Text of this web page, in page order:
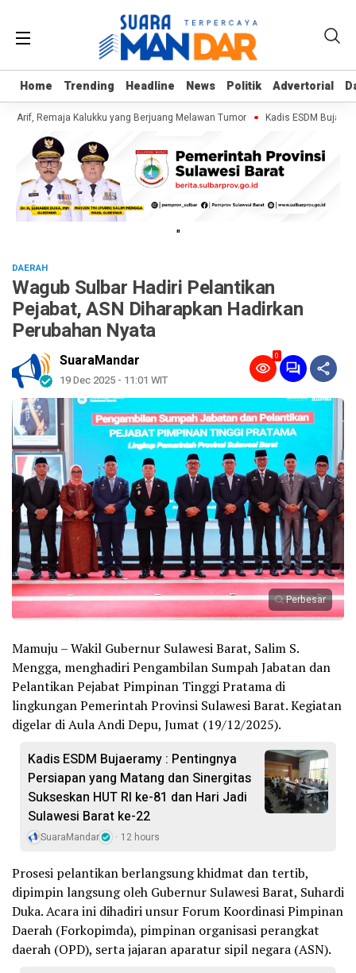
Home Trending Headline News Politik Advertorial
Home Trending Headline News Politik Advertorial
Arif, Remaja Kalukku yang Berjuang Melawan Tumor Kadis ESDM
"
DAERAH
Wagub Sulbar Hadiri Pelantikan
Pejabat, ASN Diharapkan Hadirkan
Perubahan Nyata
SuaraMandar
19 Dec 2025 - 11:01 WIT
0
Perbesar
Mamuju – Wakil Gubernur Sulawesi Barat, Salim S.
Mengga, menghadiri Pengambilan Sumpah Jabatan dan
Pelantikan Pejabat Pimpinan Tinggi Pratama di
lingkungan Pemerintah Provinsi Sulawesi Barat. Kegiatan
digelar di Aula Andi Depu, Jumat (19/12/2025).
Kadis ESDM Bujaeramy : Pentingnya
Persiapan yang Matang dan Sinergitas
Sukseskan HUT RI ke-81 dan Hari Jadi
Sulawesi Barat ke-22
SuaraMandar 12 hours
Prosesi pelantikan berlangsung khidmat dan tertib,
dipimpin langsung oleh Gubernur Sulawesi Barat, Suhardi
Duka. Acara ini dihadiri unsur Forum Koordinasi Pimpinan
Daerah (Forkopimda), pimpinan organisasi perangkat
daerah (OPD), serta jajaran aparatur sipil negara (ASN).